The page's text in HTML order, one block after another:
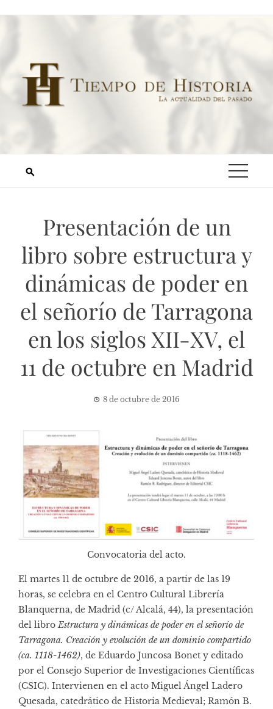
Presentación de un
libro sobre estructura y
dinámicas de poder en
el señorío de Tarragona
en los siglos XII-XV, el
11 de octubre en Madrid
8 de octubre de 2016
Convocatoria del acto.
El martes 11 de octubre de 2016, a partir de las 19
horas, se celebra en el Centro Cultural Librería
Blanquerna, de Madrid (c/ Alcalá, 44), la presentación
del libro Estructura y dinámicas de poder en el señorío de
Tarragona. Creación y evolución de un dominio compartido
(ca. 1118-1462), de Eduardo Juncosa Bonet y editado
por el Consejo Superior de Investigaciones Científicas
(CSIC). Intervienen en el acto Miguel Ángel Ladero
Quesada, catedrático de Historia Medieval; Ramón B.